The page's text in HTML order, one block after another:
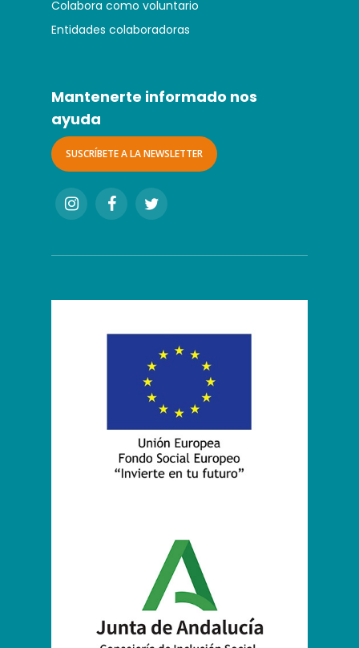
Colabora como voluntario
Entidades colaboradoras
Mantenerte informado nos
ayuda
SUSCRÍBETE A LA NEWSLETTER